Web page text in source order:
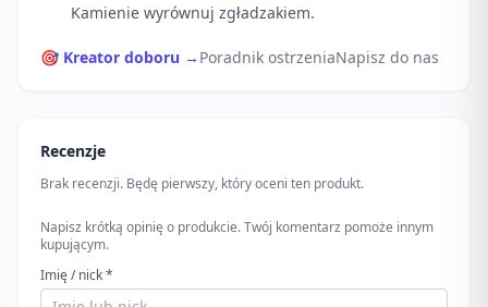
Kamienie wyrównuj zgładzakiem.
🎯 Kreator doboru → Poradnik ostrzeniaNapisz do nas
Recenzje
Brak recenzji. Będę pierwszy, który oceni ten produkt.
Napisz krótką opinię o produkcie. Twój komentarz pomoże innym
kupującym.
Imię / nick *